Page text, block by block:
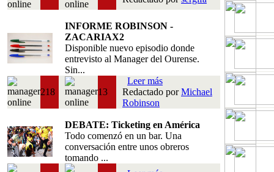
INFORME ROBINSON -
ZACARIAX2
Disponible nuevo episodio donde
entrevisto al Manager del Ourense.
Sin...
218 13
Leer más
Redactado porMichael
Robinson
DEBATE: Ticketing en América
Todo comenzó en un bar. Una
conversación entre unos obreros
tomando ...